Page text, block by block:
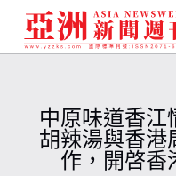
中原味道香江
胡辣湯與香港
作，開啓香